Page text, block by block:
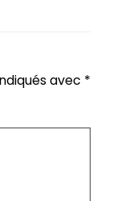
avec *